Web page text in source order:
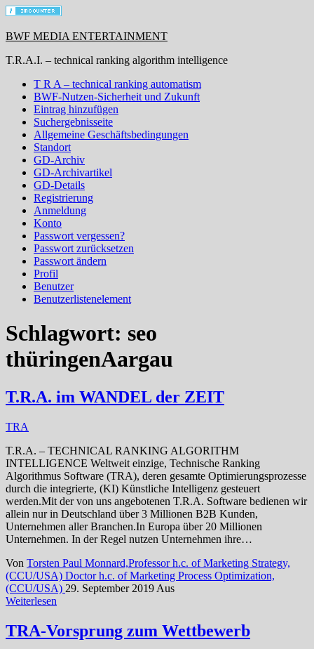
BWF MEDIA ENTERTAINMENT
T.R.A.I. – technical ranking algorithm intelligence
T R A – technical ranking automatism
BWF-Nutzen-Sicherheit und Zukunft
Eintrag hinzufügen
Suchergebnisseite
Allgemeine Geschäftsbedingungen
Standort
GD-Archiv
GD-Archivartikel
GD-Details
Registrierung
Anmeldung
Konto
Passwort vergessen?
Passwort zurücksetzen
Passwort ändern
Profil
Benutzer
Benutzerlistenelement
Schlagwort: seo
thüringenAargau
T.R.A. im WANDEL der ZEIT
TRA
T.R.A. – TECHNICAL RANKING ALGORITHM
INTELLIGENCE Weltweit einzige, Technische Ranking
Algorithmus Software (TRA), deren gesamte Optimierungsprozesse
durch die integrierte, (KI) Künstliche Intelligenz gesteuert
werden.Mit der von uns angebotenen T.R.A. Software bedienen wir
allein nur in Deutschland über 3 Millionen B2B Kunden,
Unternehmen aller Branchen.In Europa über 20 Millionen
Unternehmen. In der Regel nutzen Unternehmen ihre…
Von Torsten Paul Monnard,Professor h.c. of Marketing Strategy,
(CCU/USA) Doctor h.c. of Marketing Process Optimization,
(CCU/USA) 29. September 2019 Aus
Weiterlesen
TRA-Vorsprung zum Wettbewerb